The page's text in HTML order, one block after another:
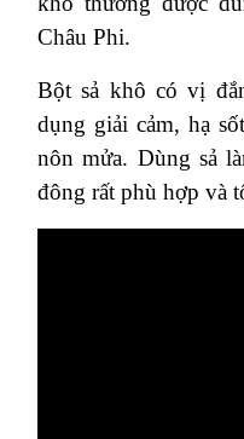
Châu Phi.
Bột sả khô có vị
dụng giải cảm, hạ
nôn mửa. Dùng sả
đông rất phù hợp và